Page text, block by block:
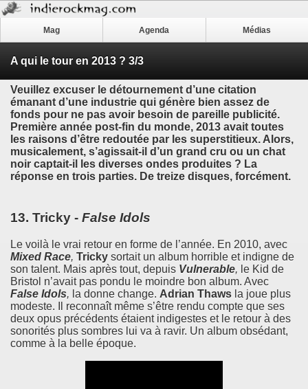
Mag Agenda Médias
A qui le tour en 2013 ? 3/3
Veuillez excuser le détournement d’une citation
émanant d’une industrie qui génère bien assez de
fonds pour ne pas avoir besoin de pareille publicité.
Première année post-fin du monde, 2013 avait toutes
les raisons d’être redoutée par les superstitieux. Alors,
musicalement, s’agissait-il d’un grand cru ou un chat
noir captait-il les diverses ondes produites ? La
réponse en trois parties. De treize disques, forcément.
13. Tricky - False Idols
Le voilà le vrai retour en forme de l’année. En 2010, avec
Mixed Race, Tricky sortait un album horrible et indigne de
son talent. Mais après tout, depuis Vulnerable, le Kid de
Bristol n’avait pas pondu le moindre bon album. Avec
False Idols, la donne change. Adrian Thaws la joue plus
modeste. Il reconnaît même s’être rendu compte que ses
deux opus précédents étaient indigestes et le retour à des
sonorités plus sombres lui va à ravir. Un album obsédant,
comme à la belle époque.